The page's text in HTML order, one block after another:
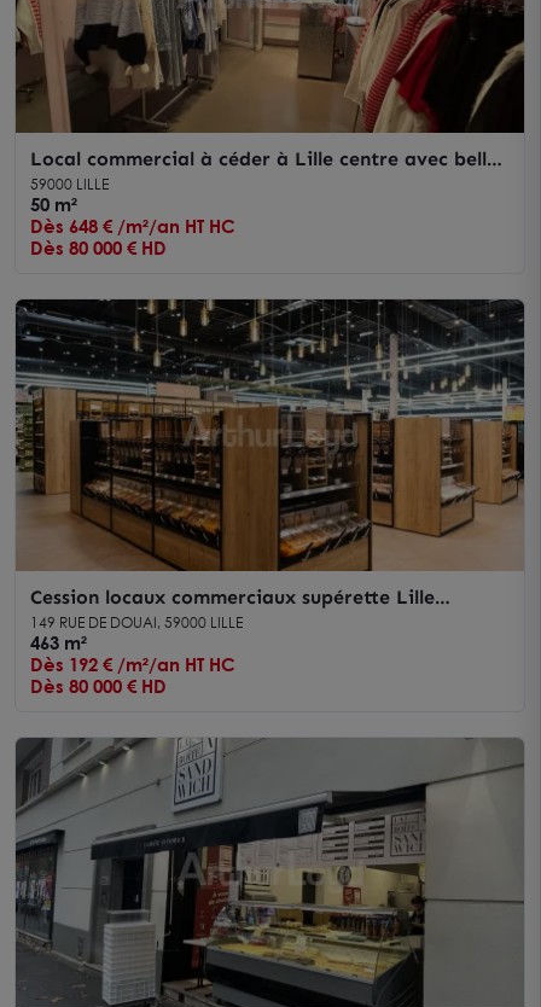
Local commercial à céder à Lille centre avec belle
façade et fort passage
59000 LILLE
50 m²
Dès 648 € /m²/an HT HC
Dès 80 000 € HD
Cession locaux commerciaux supérette Lille
visibilité maximale sur axe passant
149 RUE DE DOUAI, 59000 LILLE
463 m²
Dès 192 € /m²/an HT HC
Dès 80 000 € HD